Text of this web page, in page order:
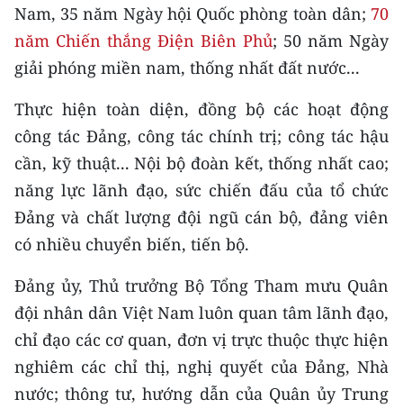
ENGLISH
中文
FRANÇAIS
РУССКИЙ
ESPAÑOL
한국어
Nam, 35 năm Ngày hội Quốc phòng toàn dân; 70
năm Chiến thắng Điện Biên Phủ; 50 năm Ngày
giải phóng miền nam, thống nhất đất nước...
Thực hiện toàn diện, đồng bộ các hoạt động
công tác Đảng, công tác chính trị; công tác hậu
cần, kỹ thuật... Nội bộ đoàn kết, thống nhất cao;
năng lực lãnh đạo, sức chiến đấu của tổ chức
Đảng và chất lượng đội ngũ cán bộ, đảng viên
có nhiều chuyển biến, tiến bộ.
Đảng ủy, Thủ trưởng Bộ Tổng Tham mưu Quân
đội nhân dân Việt Nam luôn quan tâm lãnh đạo,
chỉ đạo các cơ quan, đơn vị trực thuộc thực hiện
nghiêm các chỉ thị, nghị quyết của Đảng, Nhà
nước; thông tư, hướng dẫn của Quân ủy Trung